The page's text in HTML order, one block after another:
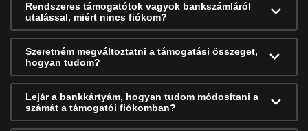
Rendszeres támogatótok vagyok bankszámláról
utalással, miért nincs fiókom?
Szeretném megváltoztatni a támogatási összeget,
hogyan tudom?
Lejár a bankkártyám, hogyan tudom módosítani a
számát a támogatói fiókomban?